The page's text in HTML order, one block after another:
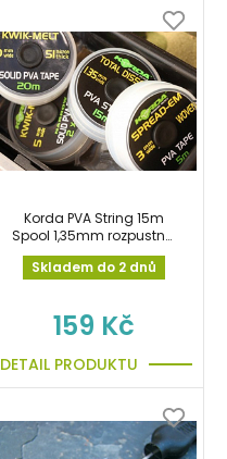
Korda PVA String 15m
Spool 1,35mm rozpustná
nit
Skladem do 2 dnů
159 Kč
DETAIL PRODUKTU